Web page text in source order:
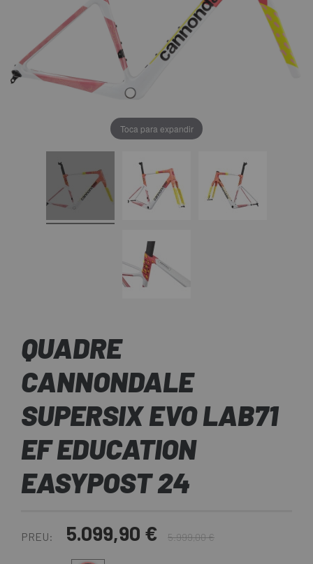
Toca para expandir
QUADRE
CANNONDALE
SUPERSIX EVO LAB71
EF EDUCATION
EASYPOST 24
PREU: 5.099,90 € 5.999,00 €